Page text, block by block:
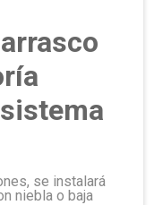
se instalará
niebla o baja